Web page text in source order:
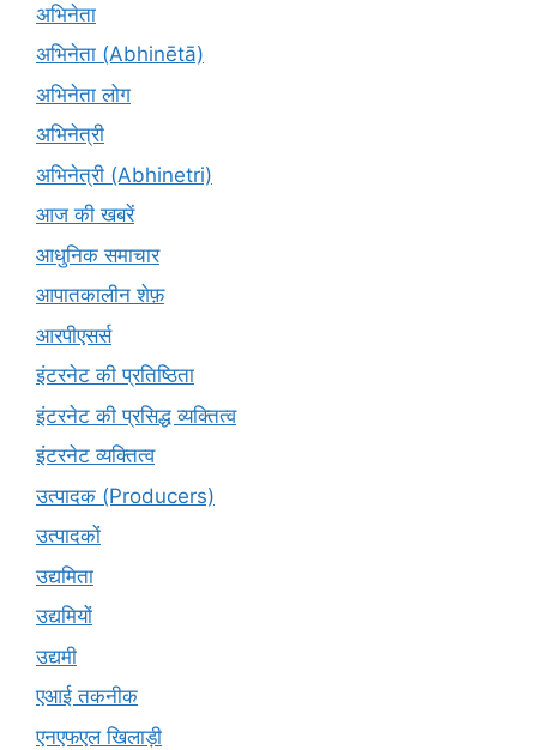
अभिनेता
अभिनेता (Abhinētā)
अभिनेता लोग
अभिनेत्री
अभिनेत्री (Abhinetri)
आज की खबरें
आधुनिक समाचार
आपातकालीन शेफ़
आरपीएसर्स
इंटरनेट की प्रतिष्ठिता
इंटरनेट की प्रसिद्ध व्यक्तित्व
इंटरनेट व्यक्तित्व
उत्पादक (Producers)
उत्पादकों
उद्यमिता
उद्यमियों
उद्यमी
एआई तकनीक
एनएफएल खिलाड़ी